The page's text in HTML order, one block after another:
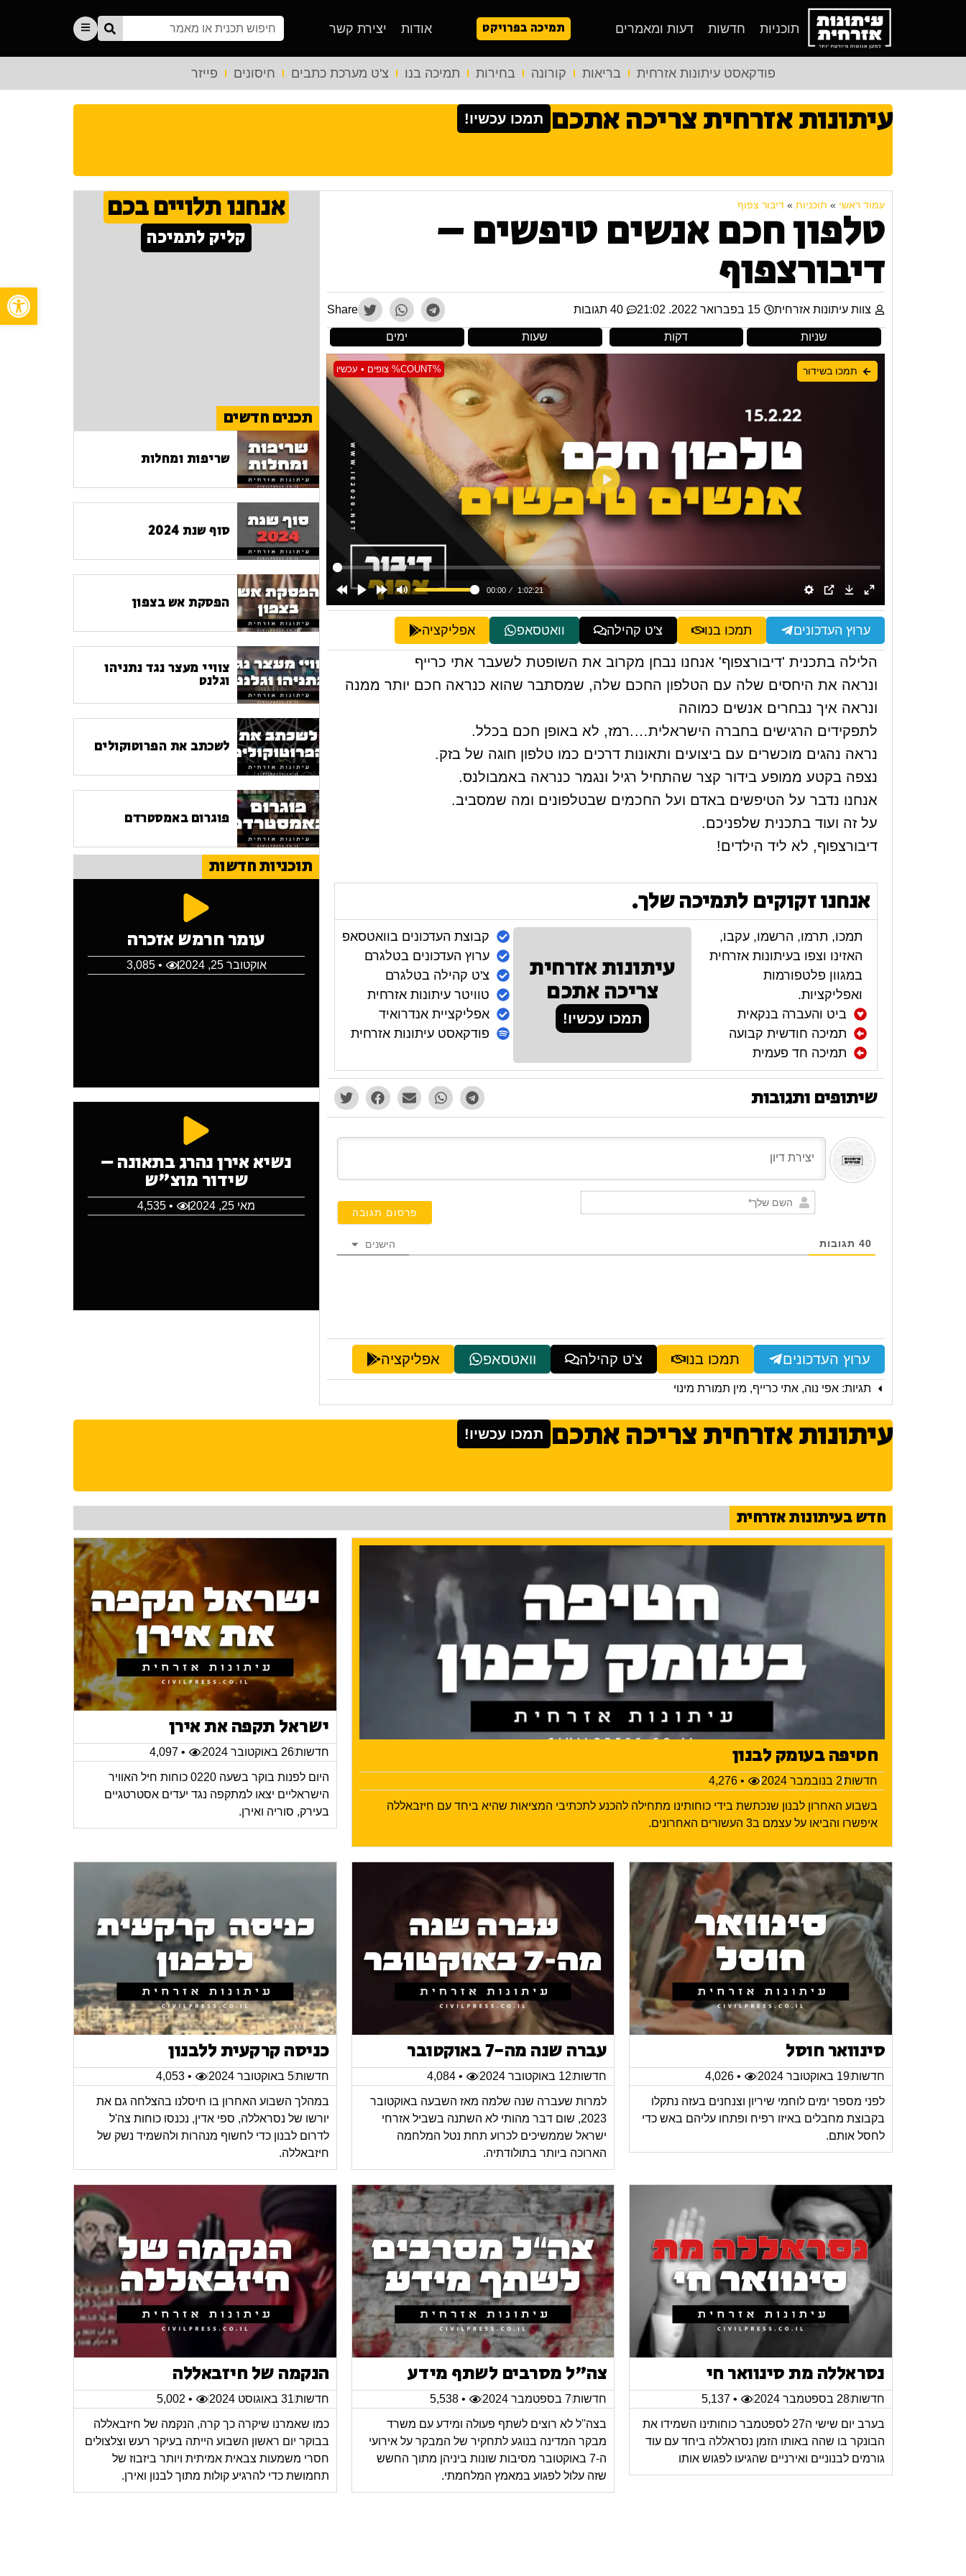
תוכניות חדשות דעות ומאמרים תמיכה בפרויקט אודות יצירת קשר
פודקאסט עיתונות אזרחית בריאות קורונה בחירות תמיכה בנו צ'ט מערכת כתבים חיסונים פייזר
עיתונות אזרחית צריכה אתכם תמכו עכשיו!
עמוד ראשי » תוכניות » דיבור צפוף
טלפון חכם אנשים טיפשים –
דיבורצפוף
צוות עיתונות אזרחית 15 בפברואר 2022. 21:02 40 תגובות Share
ימים שעות דקות שניות
%COUNT% צופים • עכשיו תמכו בשידור
ערוץ העדכונים תמכו בנו צ'ט קהילה וואטסאפ אפליקציה
הלילה בתכנית 'דיבורצפוף' אנחנו נבחן מקרוב את השופטת לשעבר אתי כרייף
ונראה את היחסים שלה עם הטלפון החכם שלה, שמסתבר שהוא כנראה חכם יותר ממנה
ונראה איך נבחרים אנשים כמוהה
לתפקידים הרגישים בחברה הישראלית….רמז, לא באופן חכם בכלל.
נראה נהגים מוכשרים עם ביצועים ותאונות דרכים כמו טלפון חוגה של בזק.
נצפה בקטע ממופע בידור קצר שהתחיל רגיל ונגמר כנראה באמבולנס.
אנחנו נדבר על הטיפשים באדם ועל החכמים שבטלפונים ומה שמסביב.
על זה ועוד בתכנית שלפניכם.
דיבורצפוף, לא ליד הילדים!
אנחנו זקוקים לתמיכה שלך.
תמכו, תרמו, הרשמו, עקבו,
האזינו וצפו בעיתונות אזרחית
במגוון פלטפורמות
ואפליקציות.
ביט והעברה בנקאית
תמיכה חודשית קבועה
תמיכה חד פעמית
עיתונות אזרחית
צריכה אתכם
תמכו עכשיו!
קבוצת העדכונים בוואטסאפ
ערוץ העדכונים בטלגרם
צ'ט קהילה בטלגרם
טוויטר עיתונות אזרחית
אפליקציית אנדרואיד
פודקאסט עיתונות אזרחית
שיתופים ותגובות
השם
40 תגובות הישנים
ערוץ העדכונים תמכו בנו צ'ט קהילה וואטסאפ אפליקציה
תגיות: אפי נוה, אתי כרייף, מין תמורת מינוי
אנחנו תלויים בכם
קליק לתמיכה
תכנים חדשים
שריפות ומחלות
סוף שנת 2024
הפסקת אש בצפון
צוויי מעצר נגד נתניהו
וגלנט
לשכתב את הפרוטוקולים
פוגרום באמסטרדם
תוכניות חדשות
עומר חרמש אזכרה
אוקטובר 25, 2024 • 3,085
נשיא אירן נהרג בתאונה –
שידור מוצ"ש
מאי 25, 2024 • 4,535
עיתונות אזרחית צריכה אתכם תמכו עכשיו!
חדש בעיתונות אזרחית
חטיפה בעומק לבנון
חדשות2 בנובמבר 2024 • 4,276
בשבוע האחרון לבנון שנכתשת בידי כוחותינו מתחילה להכנע לתכתיבי המציאות שהיא ביחד עם חיזבאללה
איפשרו והביאו על עצמם ב3 העשורים האחרונים.
ישראל תקפה את אירן
חדשות26 באוקטובר 2024 • 4,097
היום לפנות בוקר בשעה 0220 כוחות חיל האוויר
הישראליים יצאו למתקפה נגד יעדים אסטרטגיים
בעירק, סוריה ואירן.
סינוואר חוסל
חדשות19 באוקטובר 2024 • 4,026
לפני מספר ימים לוחמי שיריון וצנחנים בעזה נתקלו
בקבוצת מחבלים באיזו רפיח ופתחו עליהם באש כדי
לחסל אותם.
עברה שנה מה-7 באוקטובר
חדשות12 באוקטובר 2024 • 4,084
למרות שעברה שנה שלמה מאז השבעה באוקטובר
2023, שום דבר מהותי לא השתנה בשביל אזרחי
ישראל שממשיכים לכרוע תחת נטל המלחמה
הארוכה ביותר בתולודתיה.
כניסה קרקעית ללבנון
חדשות5 באוקטובר 2024 • 4,053
במהלך השבוע האחרון בו חיסלנו בהצלחה גם את
יורשו של נסראללה, ספי אדין, נכנסו כוחות צה'ל
לדרום לבנון כדי לחשוף מנהרות ולהשמיד נשק של
חיזבאללה.
נסראללה מת סינוואר חי
חדשות28 בספטמבר 2024 • 5,137
בערב יום שישי ה27 לספטמבר כוחותינו השמידו את
הבונקר בו שהה באותו הזמן נסראללה ביחד עם עוד
גורמים לבנוניים ואירניים שהגיעו לפגוש אותו
צה"ל מסרבים לשתף מידע
חדשות7 בספטמבר 2024 • 5,538
בצה''ל לא רוצים לשתף פעולה ומידע עם משרד
מבקר המדינה בנוגע לתחקיר של המבקר על אירועי
ה-7 באוקטובר מסיבות שונות ביניהן מתוך החשש
שזה עלול לפגוע במאמץ המלחמתי.
הנקמה של חיזבאללה
חדשות31 באוגוסט 2024 • 5,002
כמו שאמרנו שיקרה כך קרה, הנקמה של חיזבאללה
בבוקר יום ראשון השבוע הייתה בעיקר רעש וצלצולים
חסרי משמעות צבאית אמיתית ויותר ביזבוז של
תחמושת כדי להרגיע קולות מתוך לבנון ואירן.